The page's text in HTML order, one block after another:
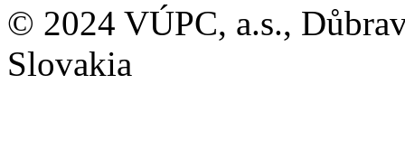
© 2024 VÚPC, a.s.,
Slovakia